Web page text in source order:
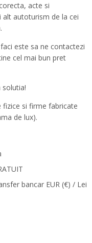
acte si
alt autoturism de la cei
este sa ne contactezi
cel mai bun pret
solutia!
fizice si firme fabricate
de lux).
bancar EUR (€) / Lei